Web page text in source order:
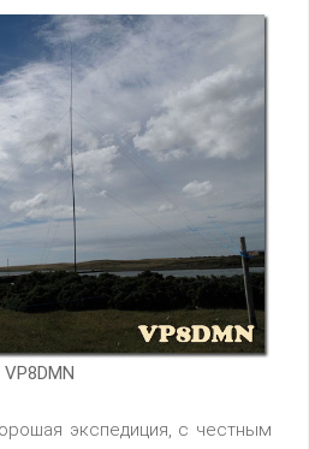
VP8DMN
экспедиция, с честным